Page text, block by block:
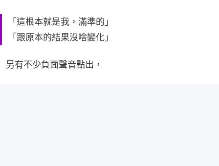
「這根本就是我，滿準的」
「跟原本的結果沒啥變化」
另有不少負面聲音點出，